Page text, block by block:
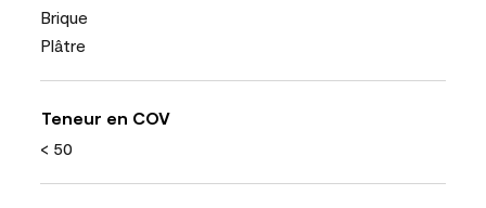
Brique
Plâtre
Teneur en COV
< 50